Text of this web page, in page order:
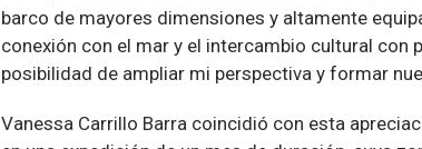
barco de mayores dimensiones y altamente
conexión con el mar y el intercambio cultural
posibilidad de ampliar mi perspectiva y formar
Vanessa Carrillo Barra coincidió con esta